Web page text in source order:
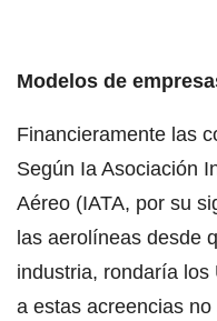
Modelos de
Financieramente las
Según Ia Asociación
Aéreo (IATA, por su
las aerolíneas desde
industria, rondaría
a estas acreencias